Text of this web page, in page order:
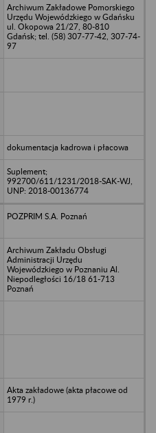
Archiwum Zakładowe Pomorskiego
Urzędu Wojewódzkiego w Gdańsku
ul. Okopowa 21/27, 80-810
Gdańsk; tel. (58) 307-77-42, 307-74-
97
dokumentacja kadrowa i płacowa
Suplement;
992700/611/1231/2018-SAK-WJ,
UNP: 2018-00136774
POZPRIM S.A. Poznań
Archiwum Zakładu Obsługi
Administracji Urzędu
Wojewódzkiego w Poznaniu Al.
Niepodległości 16/18 61-713
Poznań
Akta zakładowe (akta płacowe od
1979 r.)